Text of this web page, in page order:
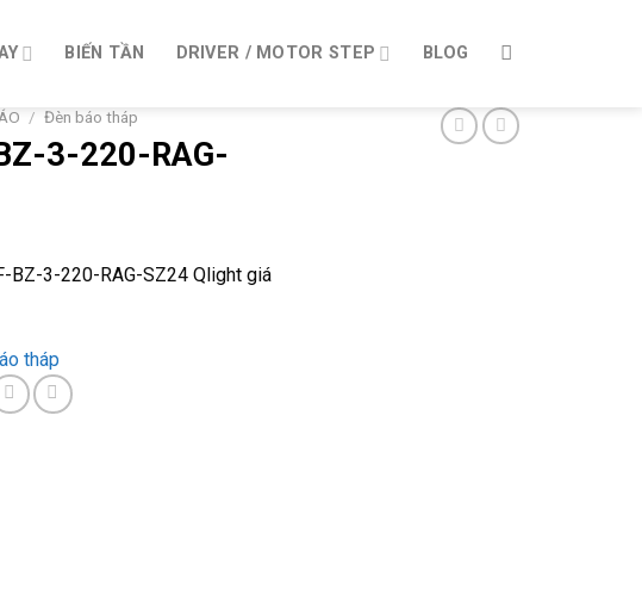
BIẾN TẦN DRIVER / MOTOR STEP BLOG
/ Đèn báo tháp
3-220-RAG-
BZ-3-220-RAG-SZ24 Qlight giá
tháp